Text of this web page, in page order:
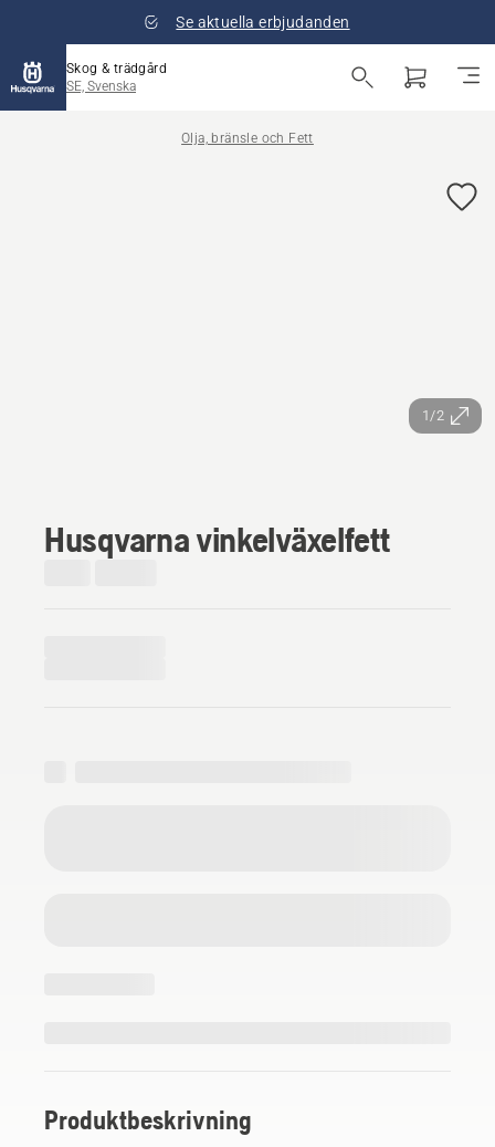
Se aktuella erbjudanden
Skog & trädgård
SE, Svenska
Olja, bränsle och Fett
1/2
Husqvarna vinkelväxelfett
Produktbeskrivning